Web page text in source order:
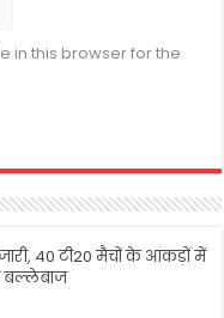
in this browser for the
40 टी20 मैचों के आंकड़ों में
बल्लेबाज